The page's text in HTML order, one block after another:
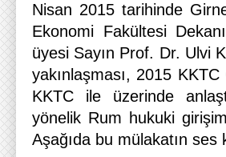
Nisan 2015 tarihinde
Ekonomi Fakültesi
üyesi Sayın Prof. Dr. Ulvi
yakınlaşması, 2015
KKTC ile üzerinde
yönelik Rum hukuki
Aşağıda bu mülakatın ses